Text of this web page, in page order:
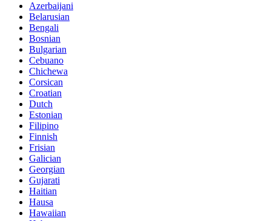
Azerbaijani
Belarusian
Bengali
Bosnian
Bulgarian
Cebuano
Chichewa
Corsican
Croatian
Dutch
Estonian
Filipino
Finnish
Frisian
Galician
Georgian
Gujarati
Haitian
Hausa
Hawaiian